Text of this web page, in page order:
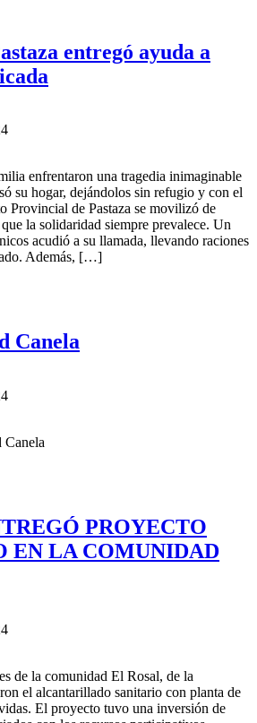
entregó ayuda a
enfrentaron una tragedia inimaginable
su hogar, dejándolos sin refugio y con el
Provincial de Pastaza se movilizó de
la solidaridad siempre prevalece. Un
acudió a su llamada, llevando raciones
Además, […]
Canela
PROYECTO
EN LA COMUNIDAD
de la comunidad El Rosal, de la
el alcantarillado sanitario con planta de
El proyecto tuvo una inversión de